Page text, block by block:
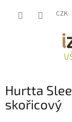
CZK
Hurtta
skořicový